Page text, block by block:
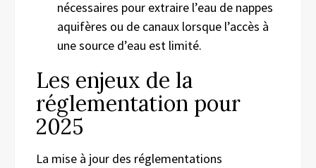
nécessaires pour extraire l’eau de nappes
aquifères ou de canaux lorsque l’accès à
une source d’eau est limité.
Les enjeux de la
réglementation pour
2025
La mise à jour des réglementations